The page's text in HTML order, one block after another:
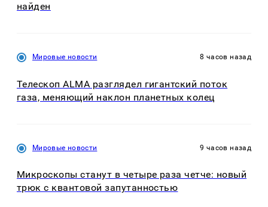
найден
Мировые новости 8 часов назад
Телескоп ALMA разглядел гигантский поток
газа, меняющий наклон планетных колец
Мировые новости 9 часов назад
Микроскопы станут в четыре раза четче: новый
трюк с квантовой запутанностью